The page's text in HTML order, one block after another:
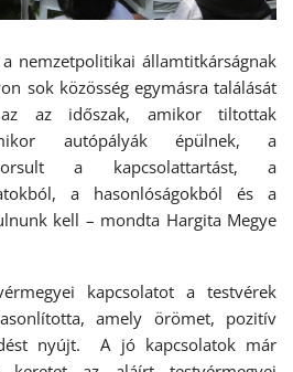
nemzetpolitikai államtitkárságnak
sok közösség egymásra találását
az időszak, amikor tiltottak
autópályák épülnek, a
a kapcsolattartást, a
a hasonlóságokból és a
kell – mondta Hargita Megye
kapcsolatot a testvérek
amely örömet, pozitív
nyújt. A jó kapcsolatok már